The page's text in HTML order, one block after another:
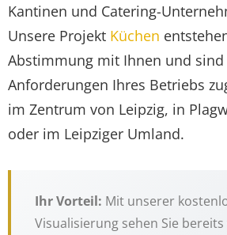
Kantinen und Catering-
Unsere Projekt Küchen
Abstimmung mit Ihnen und sind
Anforderungen Ihres Betriebs
im Zentrum von Leipzig, in
oder im Leipziger Umland.
Ihr Vorteil: Mit unserer
Visualisierung sehen Sie